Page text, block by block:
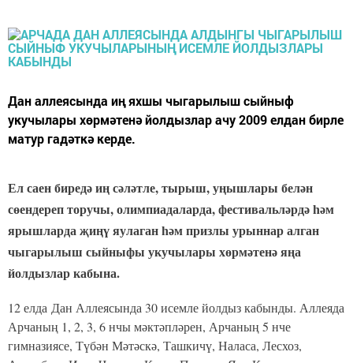
Дан аллеясында иң яхшы чыгарылыш сыйныф
укучылары хөрмәтенә йолдызлар ачу 2009 елдан бирле
матур гадәткә керде.
Ел саен биредә иң сәләтле, тырыш, уңышлары белән
сөендереп торучы, олимпиадаларда, фестивальләрдә һәм
ярышларда җиңү яулаган һәм призлы урыннар алган
чыгарылыш сыйныфы укучылары хөрмәтенә яңа
йолдызлар кабына.
12 елда Дан Аллеясында 30 исемле йолдыз кабынды. Аллеяда
Арчаның 1, 2, 3, 6 нчы мәктәпләрен, Арчаның 5 нче
гимназиясе, Түбән Мәтәскә, Ташкичү, Наласа, Лесхоз,